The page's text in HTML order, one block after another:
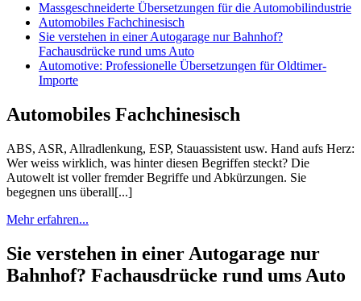
Massgeschneiderte Übersetzungen für die Automobilindustrie
Automobiles Fachchinesisch
Sie verstehen in einer Autogarage nur Bahnhof?
Fachausdrücke rund ums Auto
Automotive: Professionelle Übersetzungen für Oldtimer-
Importe
Automobiles Fachchinesisch
ABS, ASR, Allradlenkung, ESP, Stauassistent usw. Hand aufs Herz:
Wer weiss wirklich, was hinter diesen Begriffen steckt? Die
Autowelt ist voller fremder Begriffe und Abkürzungen. Sie
begegnen uns überall[...]
Mehr erfahren...
Sie verstehen in einer Autogarage nur
Bahnhof? Fachausdrücke rund ums Auto